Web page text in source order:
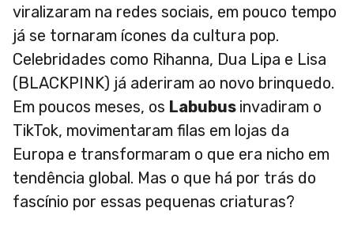
viralizaram na redes sociais, em pouco tempo
já se tornaram ícones da cultura pop.
Celebridades como Rihanna, Dua Lipa e Lisa
(BLACKPINK) já aderiram ao novo brinquedo.
Em poucos meses, os Labubus invadiram o
TikTok, movimentaram filas em lojas da
Europa e transformaram o que era nicho em
tendência global. Mas o que há por trás do
fascínio por essas pequenas criaturas?